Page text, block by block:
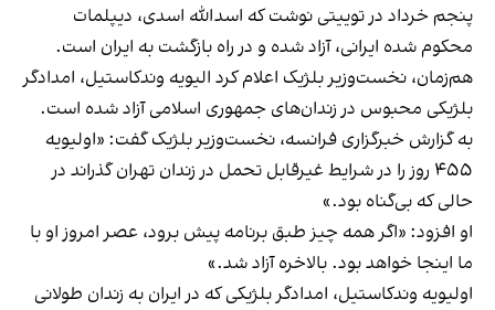
پنجم خرداد در توییتی نوشت که اسدالله اسدی، دیپلمات
محکوم شده ایرانی، آزاد شده و در راه بازگشت به ایران است.
هم‌زمان، نخست‌وزیر بلژیک اعلام کرد الیویه وندکاستیل، امدادگر
بلژیکی محبوس در زندان‌های جمهوری اسلامی آزاد شده است.
به گزارش خبرگزاری فرانسه،‌ نخست‌وزیر بلژیک گفت: «اولیویه
۴۵۵ روز را در شرایط غیرقابل تحمل در زندان تهران گذراند در
حالی که بی‌گناه بود.»
او افزود:‌ «اگر همه چیز طبق برنامه پیش برود،‌ عصر امروز او با
ما اینجا خواهد بود. بالاخره آزاد شد.»
اولیویه وندکاستیل، امدادگر بلژیکی که در ایران به زندان طولانی